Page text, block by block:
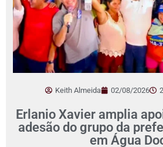
Keith Almeida 02/08/2026
Erlanio Xavier amplia
adesão do grupo da
em Água